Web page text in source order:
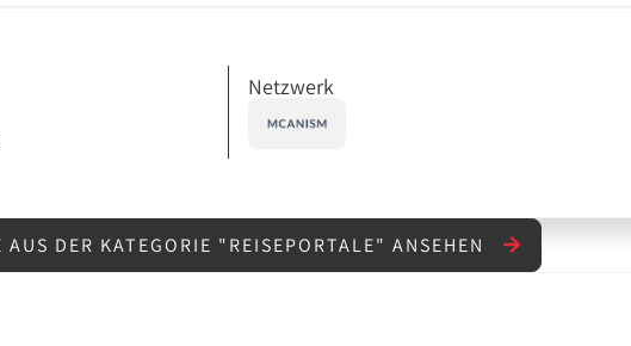
Netzwerk
DER KATEGORIE "REISEPORTALE" ANSEHEN